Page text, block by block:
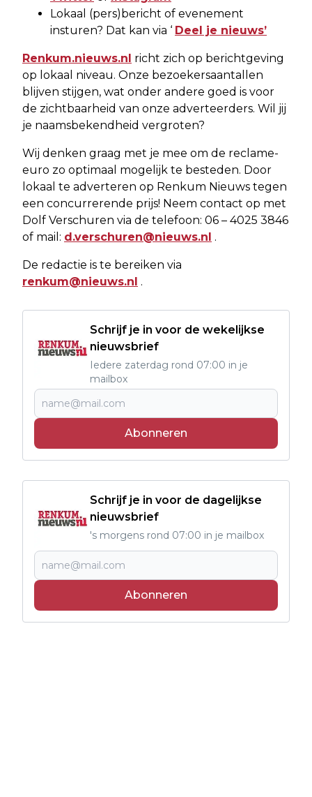
Lokaal (pers)bericht of evenement
insturen? Dat kan via ‘ Deel je nieuws’
Renkum.nieuws.nl richt zich op berichtgeving
op lokaal niveau. Onze bezoekersaantallen
blijven stijgen, wat onder andere goed is voor
de zichtbaarheid van onze adverteerders. Wil jij
je naamsbekendheid vergroten?
Wij denken graag met je mee om de reclame-
euro zo optimaal mogelijk te besteden. Door
lokaal te adverteren op Renkum Nieuws tegen
een concurrerende prijs! Neem contact op met
Dolf Verschuren via de telefoon: 06 – 4025 3846
of mail: d.verschuren@nieuws.nl .
De redactie is te bereiken via
renkum@nieuws.nl .
Schrijf je in voor de wekelijkse
nieuwsbrief
Iedere zaterdag rond 07:00 in je
mailbox
Abonneren
Schrijf je in voor de dagelijkse
nieuwsbrief
's morgens rond 07:00 in je mailbox
Abonneren